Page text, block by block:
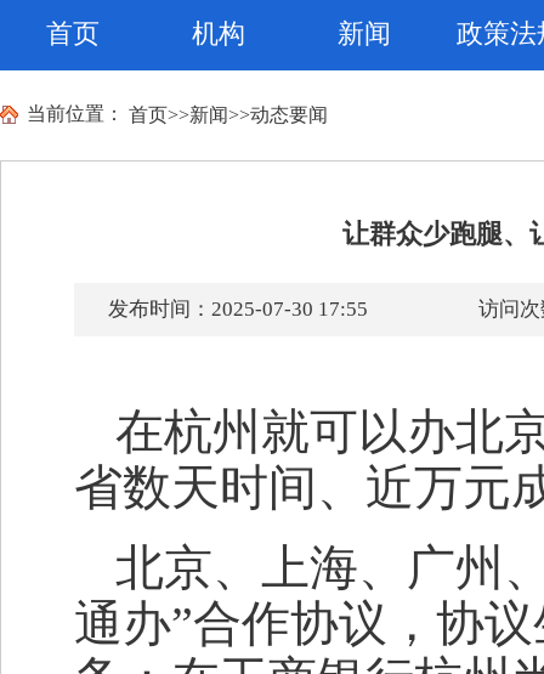
首页 机构 新闻 政策法
当前位置： 首页>>新闻>>动态要闻
让群众少跑腿
发布时间：2025-07-30 17:55 访问
在杭州就可以办北
省数天时间、近万元
北京、上海、广州
通办”合作协议，协